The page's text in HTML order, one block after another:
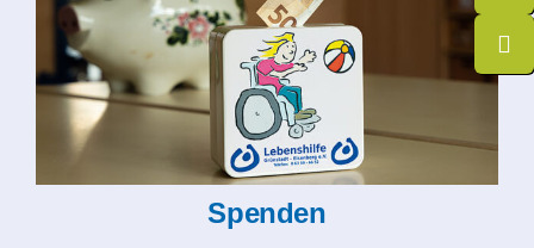
Spenden